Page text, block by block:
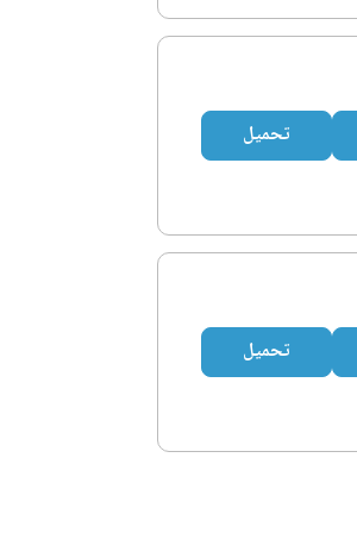
تحميل
تحميل